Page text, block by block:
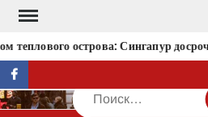
Перейти
содержимому
теплового острова: Сингапур
facebook
Поиск